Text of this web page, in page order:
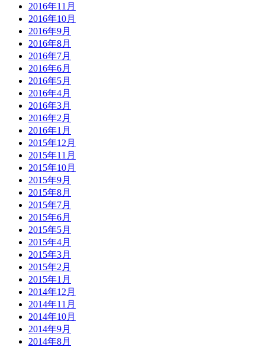
2016年11月
2016年10月
2016年9月
2016年8月
2016年7月
2016年6月
2016年5月
2016年4月
2016年3月
2016年2月
2016年1月
2015年12月
2015年11月
2015年10月
2015年9月
2015年8月
2015年7月
2015年6月
2015年5月
2015年4月
2015年3月
2015年2月
2015年1月
2014年12月
2014年11月
2014年10月
2014年9月
2014年8月